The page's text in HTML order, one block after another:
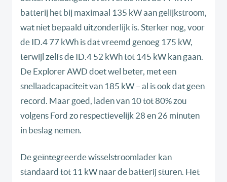
batterij het bij maximaal 135 kW aan gelijkstroom,
wat niet bepaald uitzonderlijk is. Sterker nog, voor
de ID.4 77 kWh is dat vreemd genoeg 175 kW,
terwijl zelfs de ID.4 52 kWh tot 145 kW kan gaan.
De Explorer AWD doet wel beter, met een
snellaadcapaciteit van 185 kW – al is ook dat geen
record. Maar goed, laden van 10 tot 80% zou
volgens Ford zo respectievelijk 28 en 26 minuten
in beslag nemen.
De geïntegreerde wisselstroomlader kan
standaard tot 11 kW naar de batterij sturen. Het